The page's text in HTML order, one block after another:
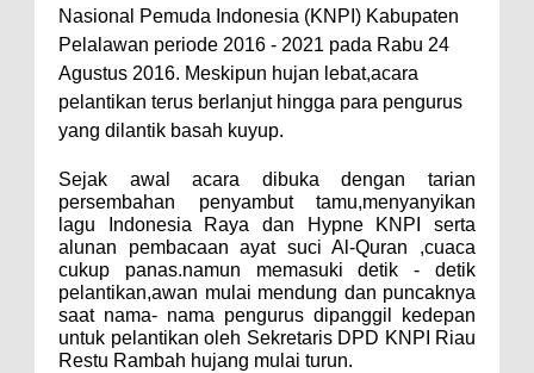
Nasional Pemuda Indonesia (KNPI) Kabupaten
Pelalawan periode 2016 - 2021 pada Rabu 24
Agustus 2016. Meskipun hujan lebat,acara
pelantikan terus berlanjut hingga para pengurus
yang dilantik basah kuyup.
Sejak awal acara dibuka dengan tarian
persembahan penyambut tamu,menyanyikan
lagu Indonesia Raya dan Hypne KNPI serta
alunan pembacaan ayat suci Al-Quran ,cuaca
cukup panas.namun memasuki detik - detik
pelantikan,awan mulai mendung dan puncaknya
saat nama- nama pengurus dipanggil kedepan
untuk pelantikan oleh Sekretaris DPD KNPI Riau
Restu Rambah hujang mulai turun.